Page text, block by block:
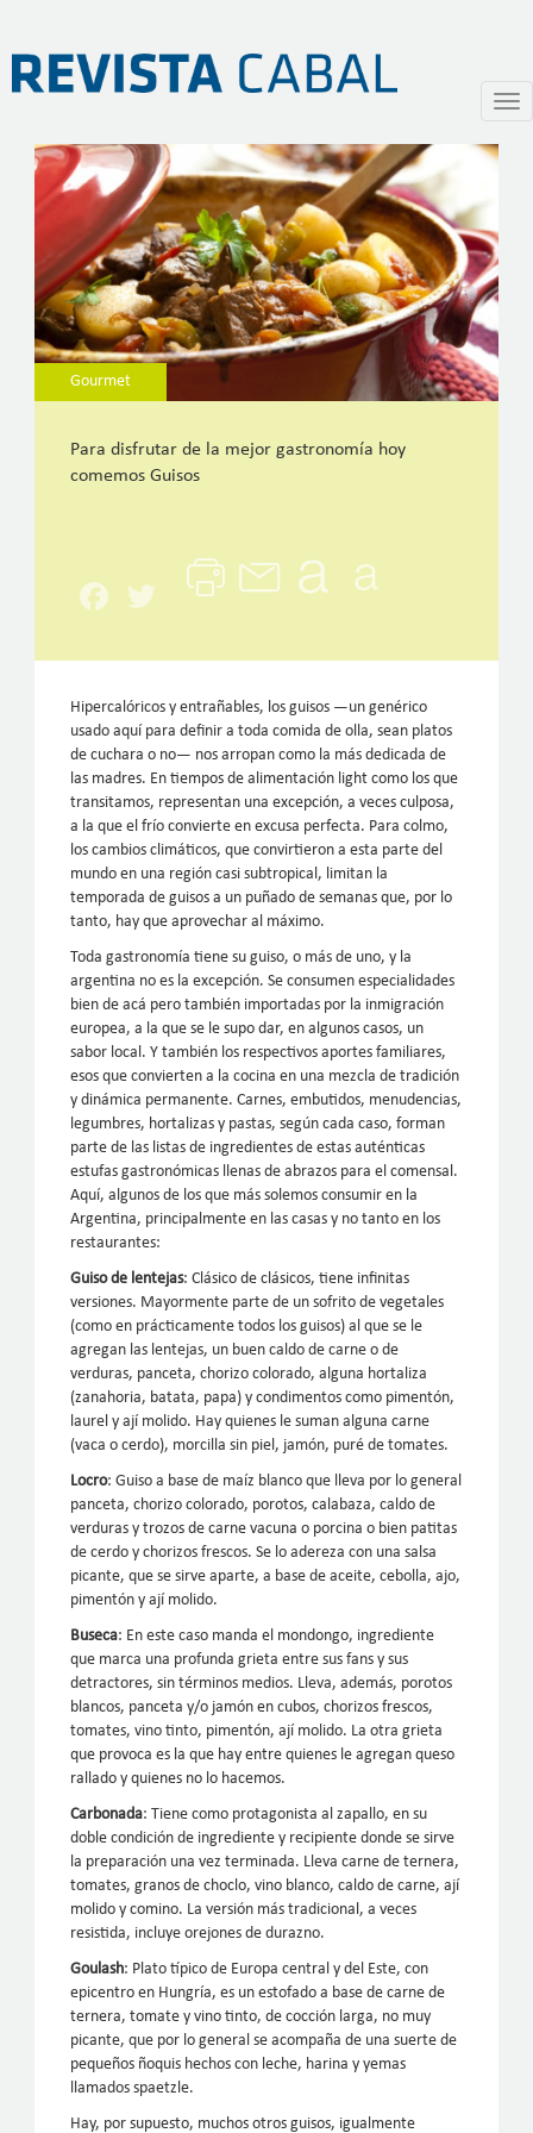
Pasar
contenido
principal
Guisos para pasar el invierno
Gourmet
Para disfrutar de la mejor gastronomía hoy
comemos Guisos
Facebook
Twitter
Hipercalóricos y entrañables, los guisos —un genérico
usado aquí para definir a toda comida de olla, sean platos
de cuchara o no— nos arropan como la más dedicada de
las madres. En tiempos de alimentación light como los que
transitamos, representan una excepción, a veces culposa,
a la que el frío convierte en excusa perfecta. Para colmo,
los cambios climáticos, que convirtieron a esta parte del
mundo en una región casi subtropical, limitan la
temporada de guisos a un puñado de semanas que, por lo
tanto, hay que aprovechar al máximo.
Toda gastronomía tiene su guiso, o más de uno, y la
argentina no es la excepción. Se consumen especialidades
bien de acá pero también importadas por la inmigración
europea, a la que se le supo dar, en algunos casos, un
sabor local. Y también los respectivos aportes familiares,
esos que convierten a la cocina en una mezcla de tradición
y dinámica permanente. Carnes, embutidos, menudencias,
legumbres, hortalizas y pastas, según cada caso, forman
parte de las listas de ingredientes de estas auténticas
estufas gastronómicas llenas de abrazos para el comensal.
Aquí, algunos de los que más solemos consumir en la
Argentina, principalmente en las casas y no tanto en los
restaurantes:
Guiso de lentejas: Clásico de clásicos, tiene infinitas
versiones. Mayormente parte de un sofrito de vegetales
(como en prácticamente todos los guisos) al que se le
agregan las lentejas, un buen caldo de carne o de
verduras, panceta, chorizo colorado, alguna hortaliza
(zanahoria, batata, papa) y condimentos como pimentón,
laurel y ají molido. Hay quienes le suman alguna carne
(vaca o cerdo), morcilla sin piel, jamón, puré de tomates.
Locro: Guiso a base de maíz blanco que lleva por lo general
panceta, chorizo colorado, porotos, calabaza, caldo de
verduras y trozos de carne vacuna o porcina o bien patitas
de cerdo y chorizos frescos. Se lo adereza con una salsa
picante, que se sirve aparte, a base de aceite, cebolla, ajo,
pimentón y ají molido.
Buseca: En este caso manda el mondongo, ingrediente
que marca una profunda grieta entre sus fans y sus
detractores, sin términos medios. Lleva, además, porotos
blancos, panceta y/o jamón en cubos, chorizos frescos,
tomates, vino tinto, pimentón, ají molido. La otra grieta
que provoca es la que hay entre quienes le agregan queso
rallado y quienes no lo hacemos.
Carbonada: Tiene como protagonista al zapallo, en su
doble condición de ingrediente y recipiente donde se sirve
la preparación una vez terminada. Lleva carne de ternera,
tomates, granos de choclo, vino blanco, caldo de carne, ají
molido y comino. La versión más tradicional, a veces
resistida, incluye orejones de durazno.
Goulash: Plato típico de Europa central y del Este, con
epicentro en Hungría, es un estofado a base de carne de
ternera, tomate y vino tinto, de cocción larga, no muy
picante, que por lo general se acompaña de una suerte de
pequeños ñoquis hechos con leche, harina y yemas
llamados spaetzle.
Hay, por supuesto, muchos otros guisos, igualmente